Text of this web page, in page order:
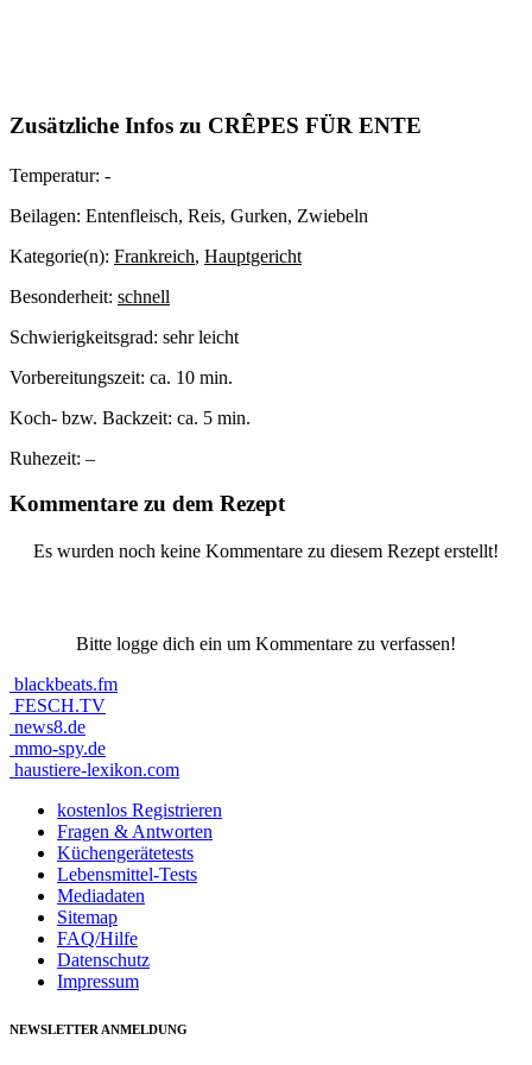
Zusätzliche Infos zu CRÊPES FÜR ENTE
Temperatur: -
Beilagen: Entenfleisch, Reis, Gurken, Zwiebeln
Kategorie(n): Frankreich, Hauptgericht
Besonderheit: schnell
Schwierigkeitsgrad: sehr leicht
Vorbereitungszeit: ca. 10 min.
Koch- bzw. Backzeit: ca. 5 min.
Ruhezeit: –
Kommentare zu dem Rezept
Es wurden noch keine Kommentare zu diesem Rezept erstellt!
Bitte logge dich ein um Kommentare zu verfassen!
blackbeats.fm
FESCH.TV
news8.de
mmo-spy.de
haustiere-lexikon.com
kostenlos Registrieren
Fragen & Antworten
Küchengerätetests
Lebensmittel-Tests
Mediadaten
Sitemap
FAQ/Hilfe
Datenschutz
Impressum
NEWSLETTER ANMELDUNG